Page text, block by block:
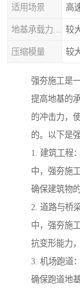
适用场景 高
较
压缩模量 较
强夯施工是
提高地基的
的冲击力，
的。以下是
1. 建筑工程
中，强夯施
确保建筑物
2. 道路与桥
中，强夯施
抗变形能力
3. 机场跑道
确保跑道地